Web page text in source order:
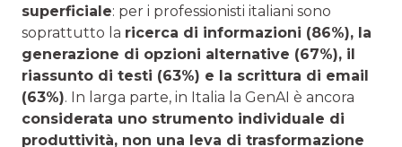
superficiale: per i professionisti italiani sono
soprattutto la ricerca di informazioni (86%), la
generazione di opzioni alternative (67%), il
riassunto di testi (63%) e la scrittura di email
(63%). In larga parte, in Italia la GenAI è ancora
considerata uno strumento individuale di
produttività, non una leva di trasformazione